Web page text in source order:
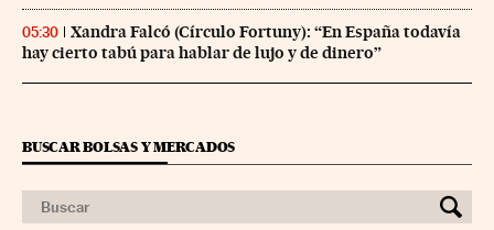
05:30
Xandra Falcó (Círculo Fortuny): “En España todavía
hay cierto tabú para hablar de lujo y de dinero”
BUSCAR BOLSAS Y MERCADOS